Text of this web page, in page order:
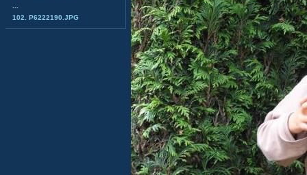
102. P6222190.JPG